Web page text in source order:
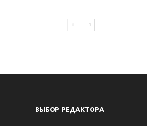
ВЫБОР РЕДАКТОРА